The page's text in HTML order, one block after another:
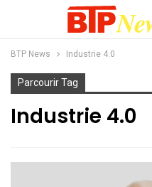
BTP News Industrie 4.0
Parcourir Tag
Industrie 4.0